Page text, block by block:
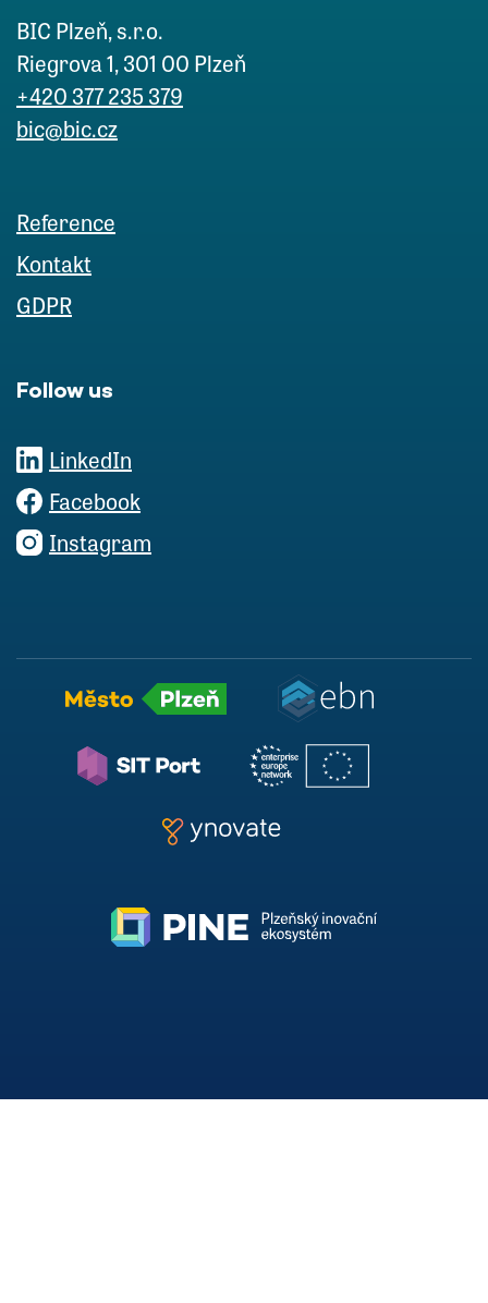
BIC Plzeň, s.r.o.
Riegrova 1, 301 00 Plzeň
+420 377 235 379
bic@bic.cz
Reference
Kontakt
GDPR
Follow us
LinkedIn
Facebook
Instagram